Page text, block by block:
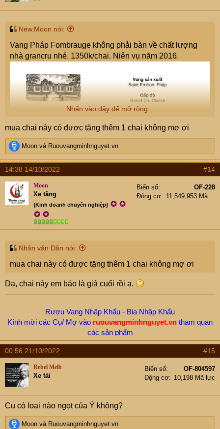
n
s
New.Moon nói:
Vang Pháp Fombrauge không phải bàn về chất lượng
nhà grancru nhé. 1350k/chai. Niên vụ năm 2016.
Nhấn vào đây để mở rộng...
mua chai này có được tặng thêm 1 chai không mợ ơi
R
e
a
c
t
i
o
n
Moon và Ruouvangminhnguyet.vn
14:38 14/10/2022 #14
Moon
Xe tăng
{Kinh doanh chuyên nghiệp} ✪ ✪
✪ ✪
Biển số
OF-228
Động cơ
Nhân văn Dân nói:
mua chai này có được tặng thêm 1 chai không mợ ơi
Dạ, chai này em báo là giá cuối rồi ạ.
Rượu Vang Nhập Khẩu - Bia Nhập Khẩu
Kính mời các Cụ/ Mợ vào ruouvangminhnguyet.vn tham quan
các sản phẩm
Hotline/ Zalo -New.Moon:0912655199
00:56 21/10/2022 #15
Rebel Melb
Xe tải
Biển số
OF-804597
Động cơ
10,198 Mã lực
Cụ có loại nào ngọt của Ý không?
R
Moon và Ruouvangminhnguyet.vn